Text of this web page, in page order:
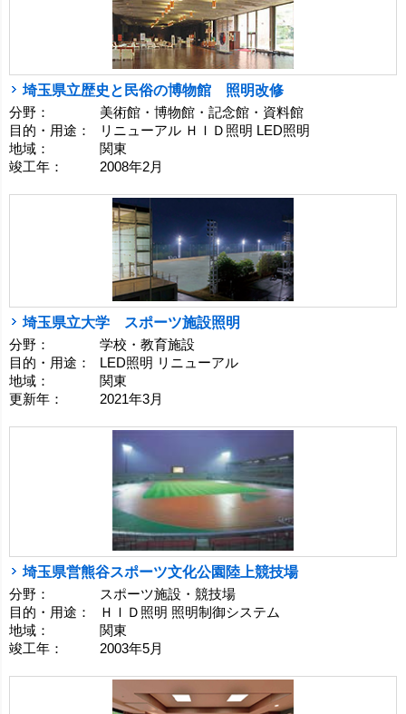
埼玉県立歴史と民俗の博物館 照明改修
分野：
美術館・博物館・記念館・資料館
目的・用途：
リニューアル ＨＩＤ照明 LED照明
地域：
関東
竣工年：
2008年2月
埼玉県立大学 スポーツ施設照明
分野：
学校・教育施設
目的・用途：
LED照明 リニューアル
地域：
関東
更新年：
2021年3月
埼玉県営熊谷スポーツ文化公園陸上競技場
分野：
スポーツ施設・競技場
目的・用途：
ＨＩＤ照明 照明制御システム
地域：
関東
竣工年：
2003年5月